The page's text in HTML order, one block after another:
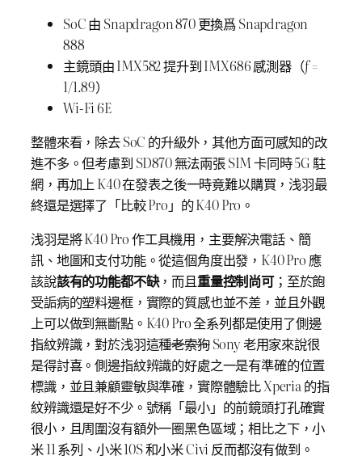
SoC 由 Snapdragon 870 更換爲 Snapdragon
888
主鏡頭由 IMX582 提升到 IMX686 感測器（f=
1/1.89）
Wi-Fi 6E
整體來看，除去 SoC 的升級外，其他方面可感知的改
進不多。但考慮到 SD870 無法兩張 SIM 卡同時 5G 駐
網，再加上 K40 在發表之後一時竟難以購買，浅羽最
終還是選擇了「比較 Pro」的 K40 Pro。
浅羽是將 K40 Pro 作工具機用，主要解決電話、簡
訊、地圖和支付功能。從這個角度出發，K40 Pro 應
該說該有的功能都不缺，而且重量控制尚可；至於飽
受詬病的塑料邊框，實際的質感也並不差，並且外觀
上可以做到無斷點。K40 Pro 全系列都是使用了側邊
指紋辨識，對於浅羽這種老索狗Sony 老用家來說很
是得討喜。側邊指紋辨識的好處之一是有準確的位置
標識，並且兼顧靈敏與準確，實際體驗比 Xperia 的指
紋辨識還是好不少。號稱「最小」的前鏡頭打孔確實
很小，且周圍沒有額外一圈黑色區域；相比之下，小
米 11 系列、小米 10S 和小米 Civi 反而都沒有做到。